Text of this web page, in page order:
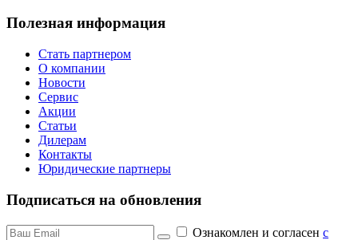
Полезная информация
Стать партнером
О компании
Новости
Сервис
Акции
Статьи
Дилерам
Контакты
Юридические партнеры
Подписаться на обновления
Ознакомлен и согласен c